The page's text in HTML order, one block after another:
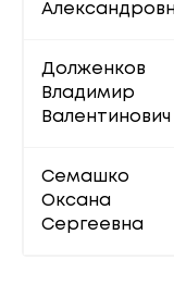
Долженков
Владимир
Валентинович
Семашко
Оксана
Сергеевна